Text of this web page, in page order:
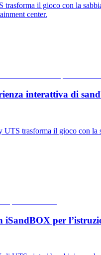
il gioco con la
center.
interattiva di
trasforma il gioco con
iSandBOX per